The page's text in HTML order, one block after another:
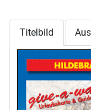
Titelbild